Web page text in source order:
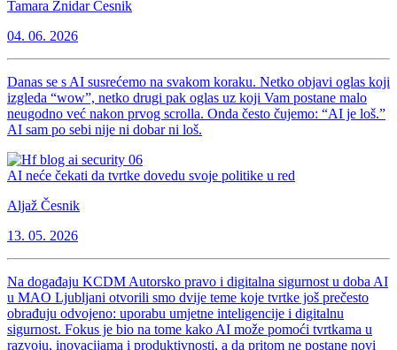
Tamara Žnidar Česnik
04. 06. 2026
Danas se s AI susrećemo na svakom koraku. Netko objavi oglas koji
izgleda “wow”, netko drugi pak oglas uz koji Vam postane malo
neugodno već nakon prvog scrolla. Onda često čujemo: “AI je loš.”
AI sam po sebi nije ni dobar ni loš.
AI neće čekati da tvrtke dovedu svoje politike u red
Aljaž Česnik
13. 05. 2026
Na događaju KCDM Autorsko pravo i digitalna sigurnost u doba AI
u MAO Ljubljani otvorili smo dvije teme koje tvrtke još prečesto
obrađuju odvojeno: uporabu umjetne inteligencije i digitalnu
sigurnost. Fokus je bio na tome kako AI može pomoći tvrtkama u
razvoju, inovacijama i produktivnosti, a da pritom ne postane novi